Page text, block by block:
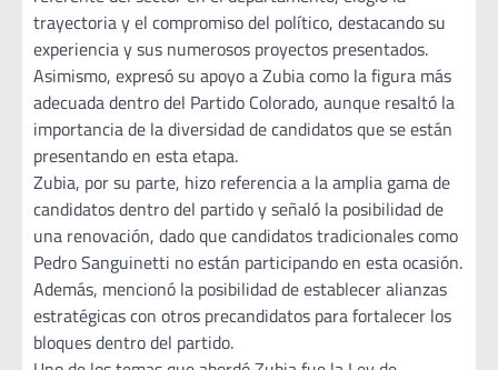
trayectoria y el compromiso del político, destacando su
experiencia y sus numerosos proyectos presentados.
Asimismo, expresó su apoyo a Zubia como la figura más
adecuada dentro del Partido Colorado, aunque resaltó la
importancia de la diversidad de candidatos que se están
presentando en esta etapa.
Zubia, por su parte, hizo referencia a la amplia gama de
candidatos dentro del partido y señaló la posibilidad de
una renovación, dado que candidatos tradicionales como
Pedro Sanguinetti no están participando en esta ocasión.
Además, mencionó la posibilidad de establecer alianzas
estratégicas con otros precandidatos para fortalecer los
bloques dentro del partido.